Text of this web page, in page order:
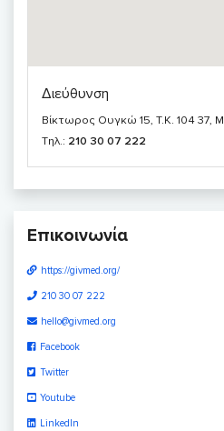
Διεύθυνση
Βίκτωρος Ουγκώ 15, T.K. 104 37,
Τηλ.: 210 30 07 222
Επικοινωνία
https://givmed.org/
210 30 07 222
hello@givmed.org
Facebook
Twitter
Youtube
LinkedIn